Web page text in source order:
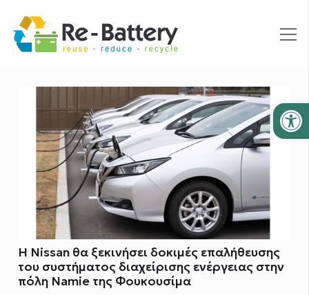
Η Nissan θα ξεκινήσει δοκιμές επαλήθευσης
του συστήματος διαχείρισης ενέργειας στην
πόλη Namie της Φουκουσίμα